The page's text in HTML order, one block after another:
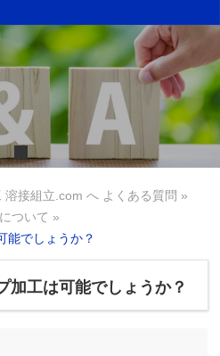
溶接組立.com へ よくある質問 »
ついて »
能でしょうか？
加工は可能でしょうか？